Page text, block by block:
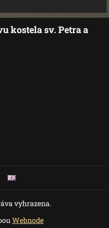
kostela sv. Petra a
vyhrazena.
Webnode